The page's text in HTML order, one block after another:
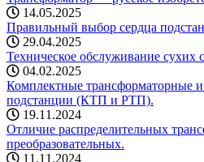
14.05.2025
Правильный выбор сердца
29.04.2025
Техническое обслуживание сухих
04.02.2025
Комплектные трансформаторные и
подстанции (КТП и РТП).
19.11.2024
Отличие распределительных
преобразовательных.
11.11.2024